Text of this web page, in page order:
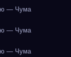
— Чума
— Чума
— Чума